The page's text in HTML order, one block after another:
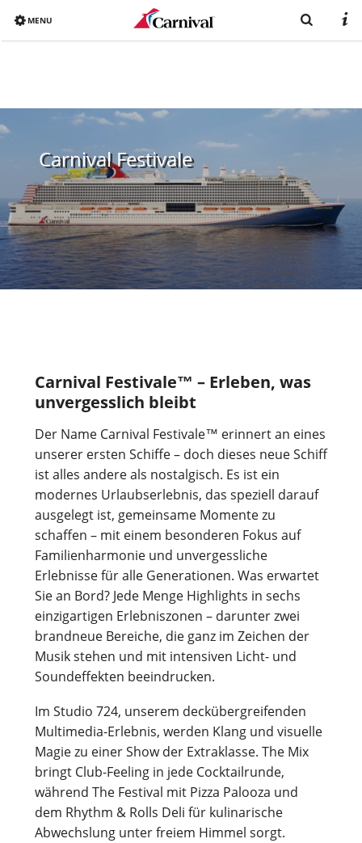
Bereits gebucht?
Buchen
Schiffe
Urlaub mit Carnival
Katalog
MENU
Carnival Festivale
Carnival Festivale™ – Erleben, was
unvergesslich bleibt
Der Name Carnival Festivale™ erinnert an eines
unserer ersten Schiffe – doch dieses neue Schiff
ist alles andere als nostalgisch. Es ist ein
modernes Urlaubserlebnis, das speziell darauf
ausgelegt ist, gemeinsame Momente zu
schaffen – mit einem besonderen Fokus auf
Familienharmonie und unvergessliche
Erlebnisse für alle Generationen. Was erwartet
Sie an Bord? Jede Menge Highlights in sechs
einzigartigen Erlebniszonen – darunter zwei
brandneue Bereiche, die ganz im Zeichen der
Musik stehen und mit intensiven Licht- und
Soundeffekten beeindrucken.
Im Studio 724, unserem deckübergreifenden
Multimedia-Erlebnis, werden Klang und visuelle
Magie zu einer Show der Extraklasse. The Mix
bringt Club-Feeling in jede Cocktailrunde,
während The Festival mit Pizza Palooza und
dem Rhythm & Rolls Deli für kulinarische
Abwechslung unter freiem Himmel sorgt.